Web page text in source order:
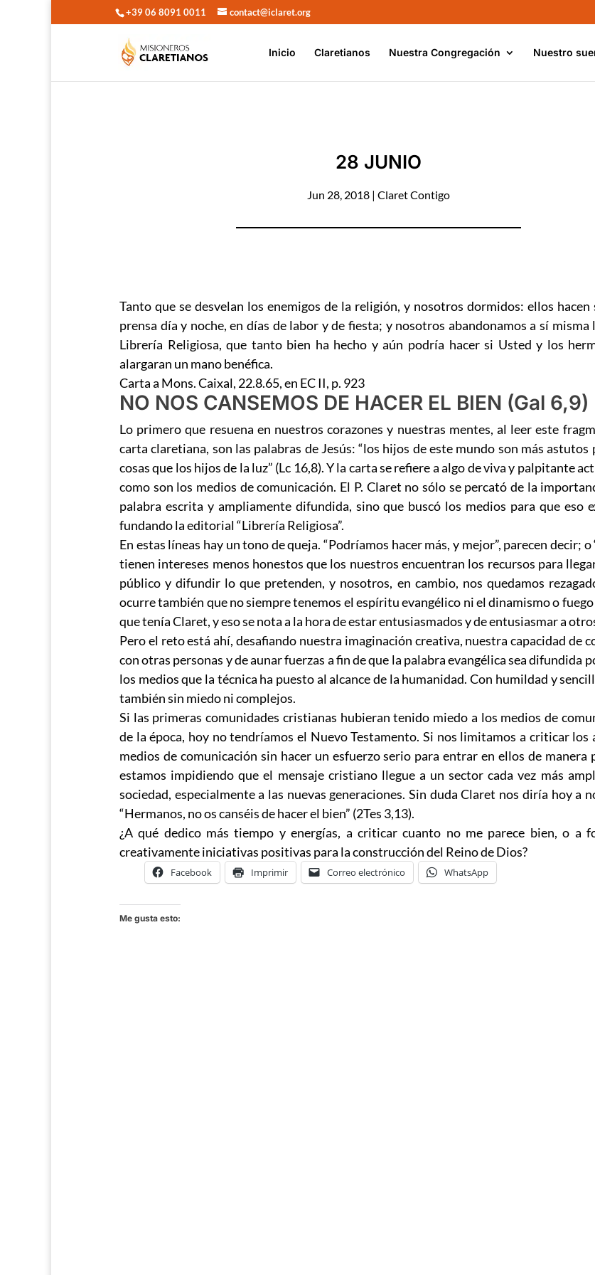
+39 06 8091 0011 contact@iclaret.org
Inicio Claretianos Nuestra Congregación Nuestro
28 JUNIO
Jun 28, 2018 |Claret Contigo
Tanto que se desvelan los enemigos de la religión, y nosotros dormidos: ellos hacen
prensa día y noche, en días de labor y de fiesta; y nosotros abandonamos a sí misma
Librería Religiosa, que tanto bien ha hecho y aún podría hacer si Usted y los
alargaran un mano benéfica.
Carta a Mons. Caixal, 22.8.65, en EC II, p. 923
NO NOS CANSEMOS DE HACER EL BIEN (Gal 6,9)
Lo primero que resuena en nuestros corazones y nuestras mentes, al leer este
carta claretiana, son las palabras de Jesús: “los hijos de este mundo son más astutos
cosas que los hijos de la luz” (Lc 16,8). Y la carta se refiere a algo de viva y palpitante
como son los medios de comunicación. El P. Claret no sólo se percató de la
palabra escrita y ampliamente difundida, sino que buscó los medios para que eso
fundando la editorial “Librería Religiosa”.
En estas líneas hay un tono de queja. “Podríamos hacer más, y mejor”, parecen decir; o
tienen intereses menos honestos que los nuestros encuentran los recursos para
público y difundir lo que pretenden, y nosotros, en cambio, nos quedamos
ocurre también que no siempre tenemos el espíritu evangélico ni el dinamismo o
que tenía Claret, y eso se nota a la hora de estar entusiasmados y de entusiasmar a
Pero el reto está ahí, desafiando nuestra imaginación creativa, nuestra capacidad de
con otras personas y de aunar fuerzas a fin de que la palabra evangélica sea difundida
los medios que la técnica ha puesto al alcance de la humanidad. Con humildad y
también sin miedo ni complejos.
Si las primeras comunidades cristianas hubieran tenido miedo a los medios de
de la época, hoy no tendríamos el Nuevo Testamento. Si nos limitamos a criticar los
medios de comunicación sin hacer un esfuerzo serio para entrar en ellos de manera
estamos impidiendo que el mensaje cristiano llegue a un sector cada vez más
sociedad, especialmente a las nuevas generaciones. Sin duda Claret nos diría hoy a
“Hermanos, no os canséis de hacer el bien” (2Tes 3,13).
¿A qué dedico más tiempo y energías, a criticar cuanto no me parece bien, o a
creativamente iniciativas positivas para la construcción del Reino de Dios?
Facebook Imprimir Correo electrónico WhatsApp
Me gusta esto: